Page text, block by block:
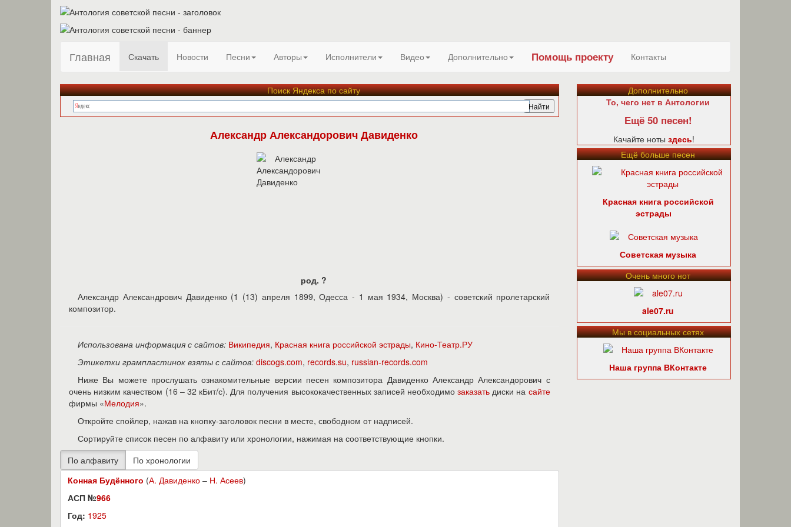
Главная Скачать Новости Песни Авторы Исполнители Видео Дополнительно Помощь проекту Контакты
Поиск Яндекса по сайту
Александр Александорович Давиденко
род. ?
Александр Александрович Давиденко (1 (13) апреля 1899, Одесса - 1 мая 1934, Москва) - советский пролетарский
композитор.
Использована информация с сайтов: Википедия, Красная книга российской эстрады, Кино-Театр.РУ
Этикетки грампластинок взяты с сайтов: discogs.com, records.su, russian-records.com
Ниже Вы можете прослушать ознакомительные версии песен композитора Давиденко Александр Александорович с
очень низким качеством (16 – 32 кБит/с). Для получения высококачественных записей необходимо заказать диски на сайте
фирмы «Мелодия».
Откройте спойлер, нажав на кнопку-заголовок песни в месте, свободном от надписей.
Сортируйте список песен по алфавиту или хронологии, нажимая на соответствующие кнопки.
Конная Будённого (А. Давиденко – Н. Асеев)
АСП №966
Год: 1925
Дополнительно
То, чего нет в Антологии
Ещё 50 песен!
Качайте ноты здесь!
Ещё больше песен
Красная книга российской
эстрады
Советская музыка
Очень много нот
ale07.ru
Мы в социальных сетях
Наша группа ВКонтакте